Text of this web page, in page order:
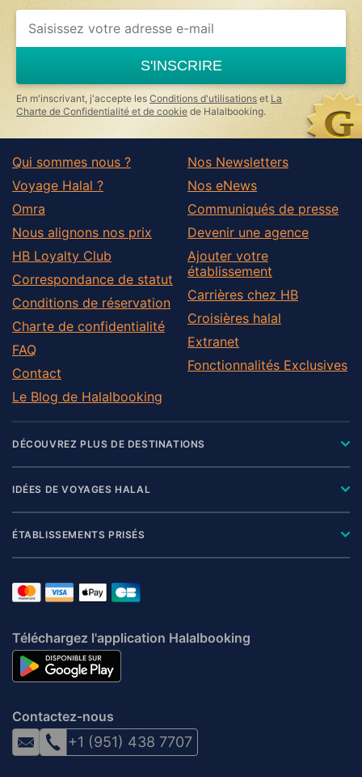
If
you
ignore
this
field
S'INSCRIRE
En m'inscrivant, j'accepte les Conditions d'utilisations et La
Charte de Confidentialité et de cookie de Halalbooking.
Qui sommes nous ?
Voyage Halal ?
Omra
Nous alignons nos prix
HB Loyalty Club
Correspondance de statut
Conditions de réservation
Charte de confidentialité
FAQ
Contact
Le Blog de Halalbooking
Nos Newsletters
Nos eNews
Communiqués de presse
Devenir une agence
Ajouter votre
établissement
Carrières chez HB
Croisières halal
Extranet
Fonctionnalités Exclusives
DÉCOUVREZ PLUS DE DESTINATIONS
IDÉES DE VOYAGES HALAL
ÉTABLISSEMENTS PRISÉS
Téléchargez l'application Halalbooking
Contactez-nous
+1 (951) 438 7707